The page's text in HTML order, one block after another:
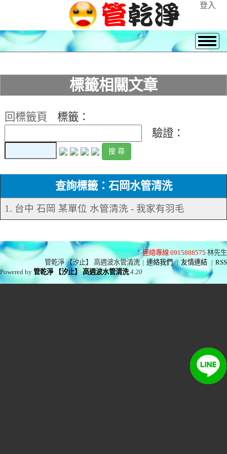
登入
標籤相關文章
回標籤頁
標籤：
驗證：
查詢標籤：石岡水管清洗
1. 台中 石岡 某單位 水管清洗 - 我家有羽毛
連絡專線 0915888575 林先生
管乾淨 【汐止】 高週波水管清洗 | 連絡我們 | 友情連結 | RSS
Powered by管乾淨 【汐止】 高週波水管清洗 4.20